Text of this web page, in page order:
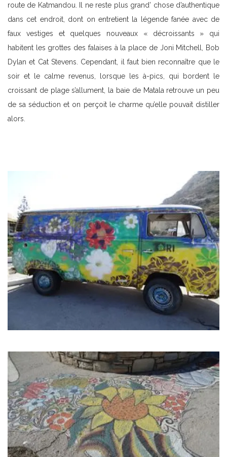
route de Katmandou. Il ne reste plus grand’ chose d’authentique
dans cet endroit, dont on entretient la légende fanée avec de
faux vestiges et quelques nouveaux « décroissants » qui
habitent les grottes des falaises à la place de Joni Mitchell, Bob
Dylan et Cat Stevens. Cependant, il faut bien reconnaître que le
soir et le calme revenus, lorsque les à-pics, qui bordent le
croissant de plage s’allument, la baie de Matala retrouve un peu
de sa séduction et on perçoit le charme qu’elle pouvait distiller
alors.